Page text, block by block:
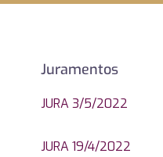
Juramentos
JURA 3/5/2022
JURA 19/4/2022